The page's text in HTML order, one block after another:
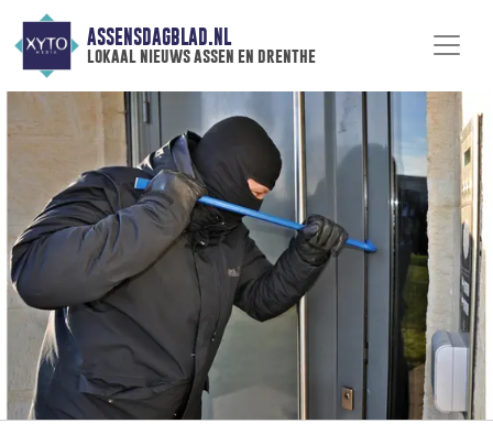
ASSENSDAGBLAD.NL
lokaal nieuws assen en drenthe